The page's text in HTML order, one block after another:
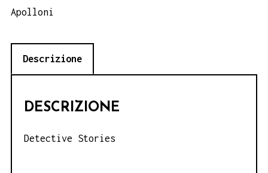
Ignazio
quantità
Apolloni
Descrizione
DESCRIZIONE
Detective Stories